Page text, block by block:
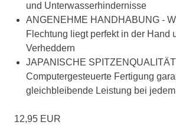
und Unterwasserhindernisse
ANGENEHME HANDHABUNG -
Flechtung liegt perfekt in der Hand
Verheddern
JAPANISCHE
Computergesteuerte Fertigung
gleichbleibende Leistung bei
12,95 EUR